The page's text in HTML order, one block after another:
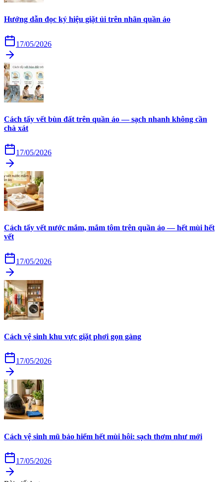
Hướng dẫn đọc ký hiệu giặt ủi trên nhãn quần áo
17/05/2026
Cách tẩy vết bùn đất trên quần áo — sạch nhanh không cần
chà xát
17/05/2026
Cách tẩy vết nước mắm, mắm tôm trên quần áo — hết mùi hết
vết
17/05/2026
Cách vệ sinh khu vực giặt phơi gọn gàng
17/05/2026
Cách vệ sinh mũ bảo hiểm hết mùi hôi: sạch thơm như mới
17/05/2026